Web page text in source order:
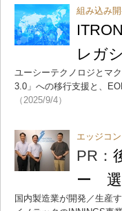
組み込み
レガ
ユーシーテクノロジとマ
3.0」への移行支援と、
（2025/9/4）
エッジコ
PR：
ー 選
国内製造業が開発／生産